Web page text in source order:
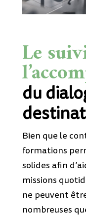
Le
du
Bien que le
formations
solides afin
missions
ne peuvent
nombreuses